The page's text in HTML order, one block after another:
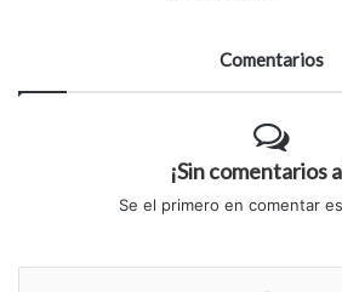
Comentarios
¡Sin comentarios
Se el primero en comentar